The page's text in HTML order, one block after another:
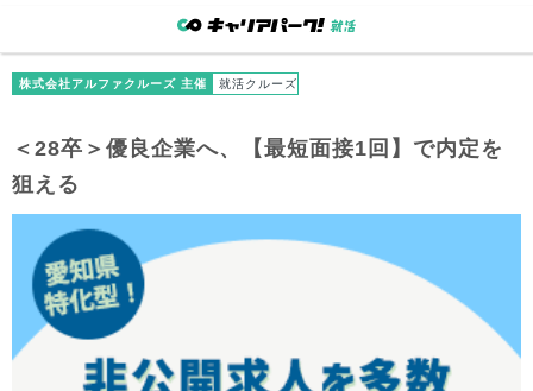
株式会社アルファクルーズ 主催 就活クルーズ
＜28卒＞優良企業へ、【最短面接1回】で内定を
狙える